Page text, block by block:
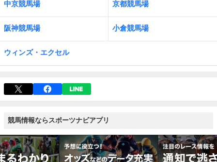
中京競馬場 京都競馬場
阪神競馬場 小倉競馬場
ウィンズ・エクセル
競馬情報ならスポーツナビアプリ